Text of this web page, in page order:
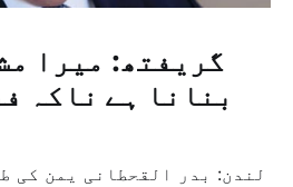
گریفتھ: میرا
بنانا ہے ناکہ
لندن: بدر القحطانی یمن کی